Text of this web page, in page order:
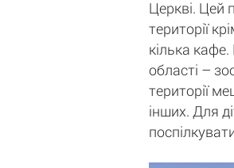
Церкві. Цей
території
кілька
області –
території
інших. Для